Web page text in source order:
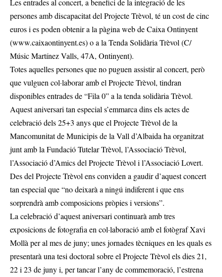
Les entrades al concert, a benefici de la integració de les
persones amb discapacitat del Projecte Trèvol, té un cost de cinc
euros i es poden obtenir a la pàgina web de Caixa Ontinyent
(www.caixaontinyent.es) o a la Tenda Solidària Trèvol (C/
Músic Martínez Valls, 47A, Ontinyent).
Totes aquelles persones que no puguen assistir al concert, però
que vulguen col·laborar amb el Projecte Trèvol, tindran
disponibles entrades de “Fila 0” a la tenda solidària Trèvol.
Aquest aniversari tan especial s’emmarca dins els actes de
celebració dels 25+3 anys que el Projecte Trèvol de la
Mancomunitat de Municipis de la Vall d’Albaida ha organitzat
junt amb la Fundació Tutelar Trèvol, l’Associació Trèvol,
l’Associació d’Amics del Projecte Trèvol i l’Associació Lovert.
Des del Projecte Trèvol ens conviden a gaudir d’aquest concert
tan especial que “no deixarà a ningú indiferent i que ens
sorprendrà amb composicions pròpies i versions”.
La celebració d’aquest aniversari continuarà amb tres
exposicions de fotografia en col·laboració amb el fotògraf Xavi
Mollà per al mes de juny; unes jornades tècniques en les quals es
presentarà una tesi doctoral sobre el Projecte Trèvol els dies 21,
22 i 23 de juny i, per tancar l’any de commemoració, l’estrena